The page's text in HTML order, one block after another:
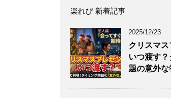
楽れび 新着記事
2025/12/23
クリスマス
いつ渡す
題の意外な